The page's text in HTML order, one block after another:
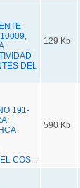
DEL
129 Kb
191-
COS...
590 Kb